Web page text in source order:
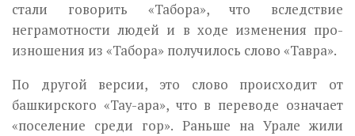
стали говорить «Табора», что вследствие
неграмотности людей и в ходе изменения про­
изношения из «Табора» получилось слово «Тавра».
По другой версии, это слово происходит от
башкирского «Тау-ара», что в переводе означает
«поселение среди гор». Раньше на Урале жили